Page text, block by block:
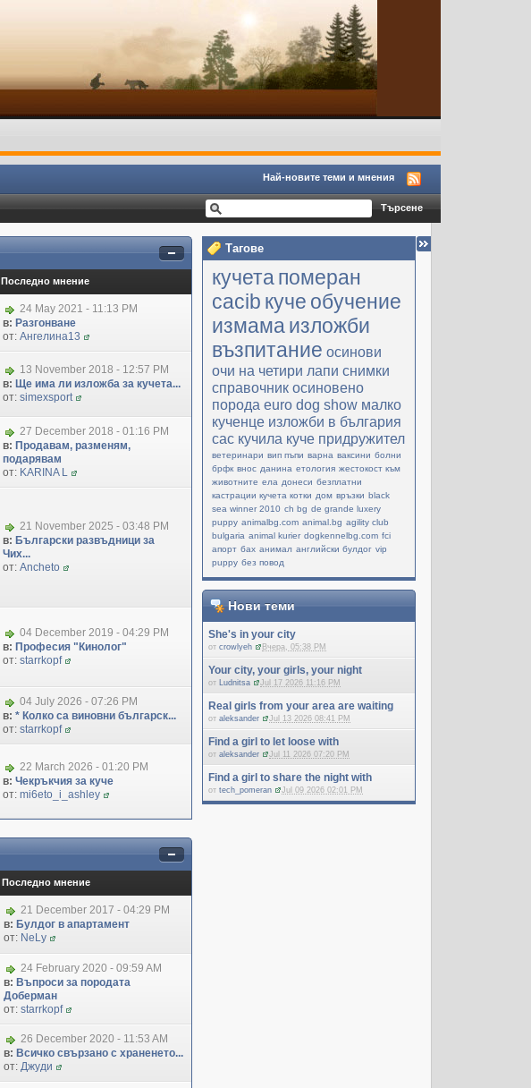
Най-новите теми и мнения
Тагове
кучетапомеран
cacib куче обучение
измамаизложби
възпитание осинови
очи на четири лапи снимки
справочник осиновено
порода еuro dog show малко
кученце изложби в българия
cac кучила куче придружител
ветеринари вип пъпи варна ваксини болни
брфк внос данина етология жестокост към
животните ела донеси безплатни
кастрации кучета котки дом връзки black
sea winner 2010 ch bg de grande luxery
puppy animalbg.com animal.bg agility club
bulgaria animal kurier dogkennelbg.com fci
апорт бах анимал английски булдог vip
puppy без повод
Нови теми
She's in your city
отcrowlyeh Вчера, 05:38 PM
Your city, your girls, your night
от Ludnitsa Jul 17 2026 11:16 PM
Real girls from your area are waiting
отaleksander Jul 13 2026 08:41 PM
Find a girl to let loose with
отaleksander Jul 11 2026 07:20 PM
Find a girl to share the night with
отtech_pomeran Jul 09 2026 02:01 PM
Последно мнение
24 May 2021 - 11:13 PM
в: Разгонване
от: Ангелина13
13 November 2018 - 12:57 PM
в: Ще има ли изложба за кучета...
от: simexsport
27 December 2018 - 01:16 PM
в: Продавам, разменям,
подарявам
от: KARINA L
21 November 2025 - 03:48 PM
в: Български развъдници за
Чих...
от: Ancheto
04 December 2019 - 04:29 PM
в: Професия "Кинолог"
от: starrkopf
04 July 2026 - 07:26 PM
в: * Колко са виновни българск...
от: starrkopf
22 March 2026 - 01:20 PM
в: Чекръкчия за куче
от: mi6eto_i_ashley
Последно мнение
21 December 2017 - 04:29 PM
в: Булдог в апартамент
от: NeLy
24 February 2020 - 09:59 AM
в: Въпроси за породата
Доберман
от: starrkopf
26 December 2020 - 11:53 AM
в: Всичко свързано с храненето...
от: Джуди